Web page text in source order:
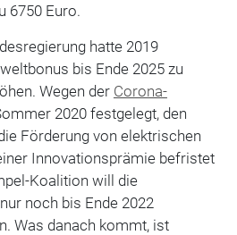
6750 Euro.
hatte 2019
bis Ende 2025 zu
Wegen der Corona-
2020 festgelegt, den
Förderung von elektrischen
Innovationsprämie befristet
Koalition will die
noch bis Ende 2022
Was danach kommt, ist